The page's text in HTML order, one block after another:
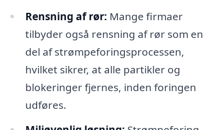
Rensning af rør: Mange firmaer
tilbyder også rensning af rør som en
del af strømpeforingsprocessen,
hvilket sikrer, at alle partikler og
blokeringer fjernes, inden foringen
udføres.